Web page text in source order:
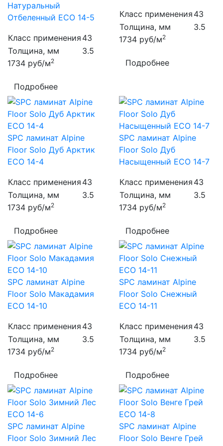
Натуральный
Отбеленный ECO 14-5
Класс применения 43
Толщина, мм
3.5
1734 руб/м2
Подробнее
Класс применения 43
Толщина, мм
3.5
1734 руб/м2
Подробнее
SPC ламинат Alpine
Floor Solo Дуб Арктик
ECO 14-4
Класс применения 43
Толщина, мм
3.5
1734 руб/м2
Подробнее
SPC ламинат Alpine
Floor Solo Дуб
Насыщенный ECO 14-7
Класс применения 43
Толщина, мм
3.5
1734 руб/м2
Подробнее
SPC ламинат Alpine
Floor Solo Макадамия
ECO 14-10
Класс применения 43
Толщина, мм
3.5
1734 руб/м2
Подробнее
SPC ламинат Alpine
Floor Solo Снежный
ECO 14-11
Класс применения 43
Толщина, мм
3.5
1734 руб/м2
Подробнее
SPC ламинат Alpine
Floor Solo Зимний Лес
SPC ламинат Alpine
Floor Solo Венге Грей